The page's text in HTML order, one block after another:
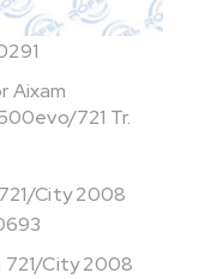
Aixam
721 Tr.
721/City 2008